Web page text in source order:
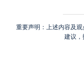
重要声明：上述内容及
建议，